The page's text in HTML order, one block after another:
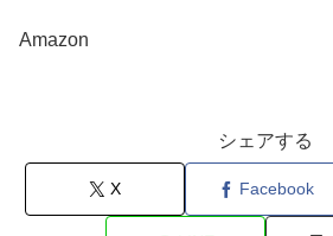
Amazon
シェアする
X Facebook